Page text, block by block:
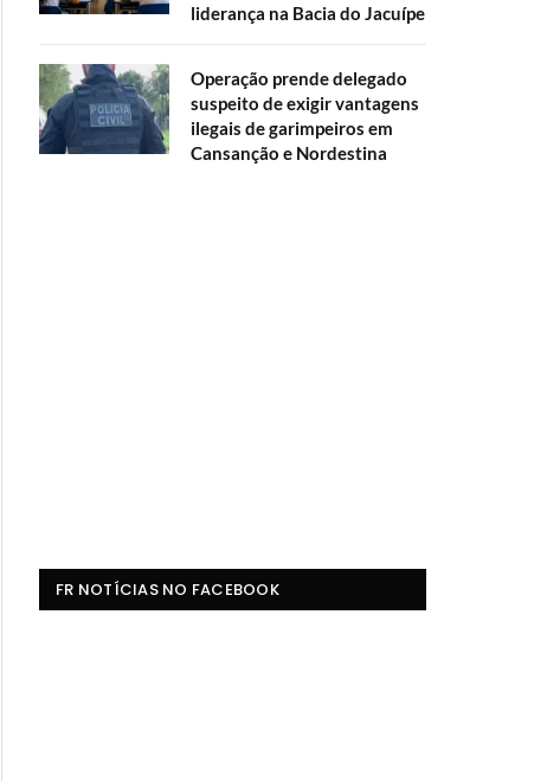
liderança na Bacia do Jacuípe
Operação prende delegado
suspeito de exigir vantagens
ilegais de garimpeiros em
Cansanção e Nordestina
FR NOTÍCIAS NO FACEBOOK